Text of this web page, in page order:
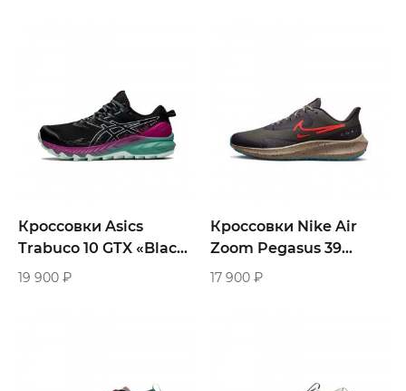
Кроссовки Asics
Trabuco 10 GTX «Black /
Soothing Sea»
19 900 ₽
Кроссовки Nike Air
Zoom Pegasus 39
Shield «Medium Ash»
17 900 ₽